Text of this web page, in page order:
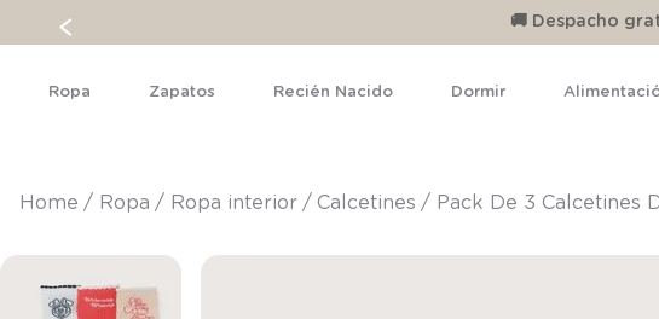
🚚 Despacho
Ropa Zapatos Recién Nacido Dormir
ropa ropa interior calcetines Pack De 3 Calcetines